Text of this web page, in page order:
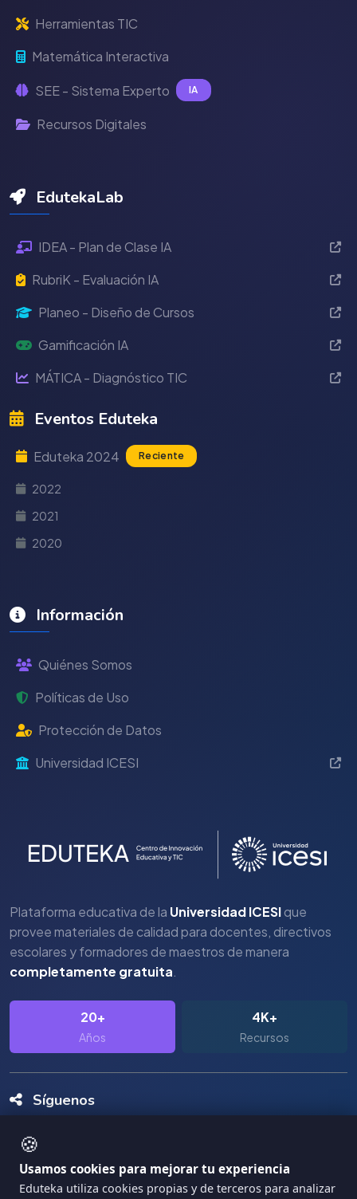
🍪
Usamos cookies para mejorar tu experiencia
Eduteka utiliza cookies propias y de terceros para analizar
Herramientas TIC
Matemática Interactiva
SEE - Sistema Experto IA
Recursos Digitales
EdutekaLab
IDEA - Plan de Clase IA
RubriK - Evaluación IA
Planeo - Diseño de Cursos
Gamificación IA
MÁTICA - Diagnóstico TIC
Eventos Eduteka
Eduteka 2024 Reciente
2022
2021
2020
Información
Quiénes Somos
Políticas de Uso
Protección de Datos
Universidad ICESI
Plataforma educativa de la Universidad ICESIque
provee materiales de calidad para docentes, directivos
escolares y formadores de maestros de manera
completamente gratuita.
20+
Años
4K+
Recursos
Síguenos